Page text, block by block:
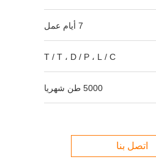
7 أيام عمل
T / T ، D / P ، L / C
5000 طن شهريا
اتصل بنا